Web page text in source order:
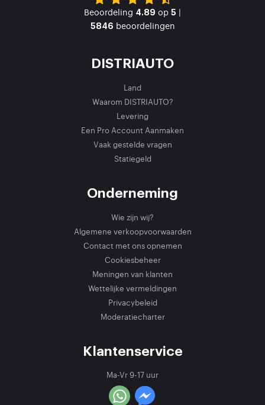
Beoordeling 4.89 op 5 |
5846 beoordelingen
DISTRIAUTO
Land
Waarom DISTRIAUTO?
Levering
Een Pro Account Aanmaken
Vaak gestelde vragen
Statiegeld
Onderneming
Wie zijn wij?
Algemene verkoopvoorwaarden
Contact met ons opnemen
Cookiesbeheer
Meningen van klanten
Wettelijke vermeldingen
Privacybeleid
Moderatiecharter
Klantenservice
Ma-Vr 9-17 uur